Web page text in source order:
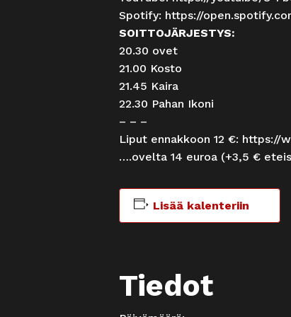
Spotify: https://
SOITTOJÄRJESTYS:
20.30 ovet
21.00 Kosto
21.45 Kaira
22.30 Pahan Ikoni
– – –
Liput ennakkoon 12 €: https://
….ovelta 14 euroa (+3,5 €
Lisää kalenteriin
Tiedot